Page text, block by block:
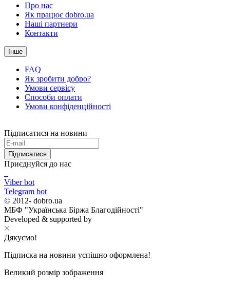
Про нас
Як працює dobro.ua
Наші партнери
Контакти
Інше
FAQ
Як зробити добро?
Умови сервісу
Способи оплати
Умови конфіденційності
Підписатися на новини
Підписатися
Приєднуйся до нас
Viber bot
Telegram bot
© 2012- dobro.ua
МБФ "Українська Біржа Благодійності"
Developed & supported by
Дякуємо!
Підписка на новини успішно оформлена!
Великий розмір зображення